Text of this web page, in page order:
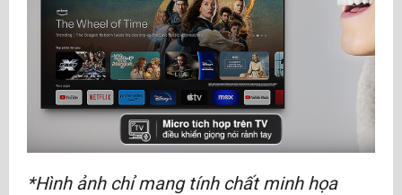
*Hình ảnh chỉ mang tính chất minh họa